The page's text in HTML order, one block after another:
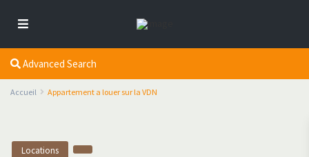
Advanced Search
Accueil Appartement a louer sur la VDN
Locations